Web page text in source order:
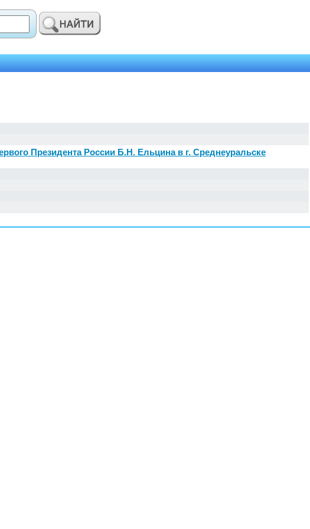
Президента России Б.Н. Ельцина в г. Среднеуральске